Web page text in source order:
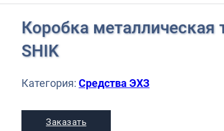
Коробка металлическая
SHIK
Категория: Средства ЭХЗ
Заказать